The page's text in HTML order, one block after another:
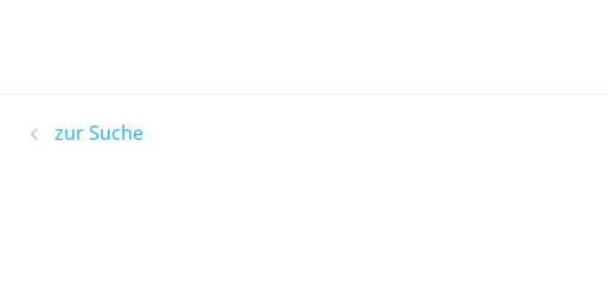
zur Suche